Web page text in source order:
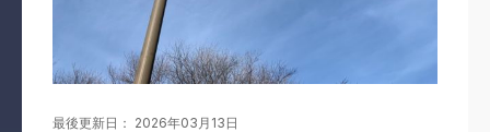
最後更新日： 2026年03月13日